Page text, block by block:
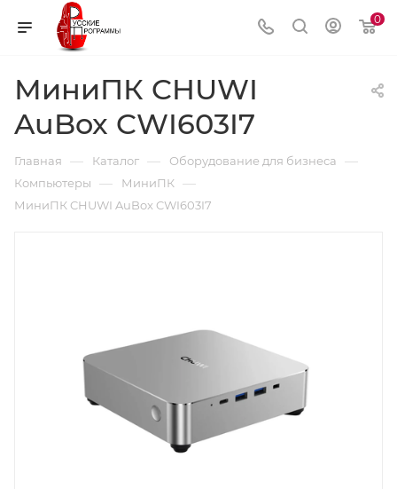
0
МиниПК CHUWI
AuBox CWI603I7
Главная — Каталог — Оборудование для бизнеса —
Компьютеры — МиниПК —
МиниПК CHUWI AuBox CWI603I7